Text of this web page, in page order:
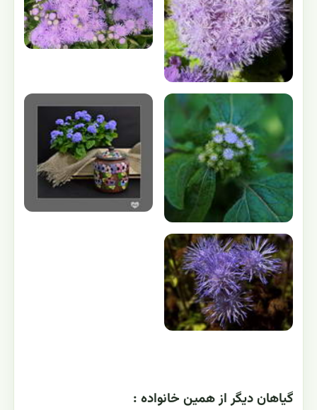
گياهان ديگر از همين خانواده :